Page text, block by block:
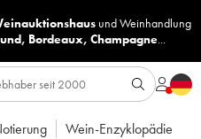
undWeinhandlung
, Bordeaux, Champagne...
Wein-Enzyklopädie